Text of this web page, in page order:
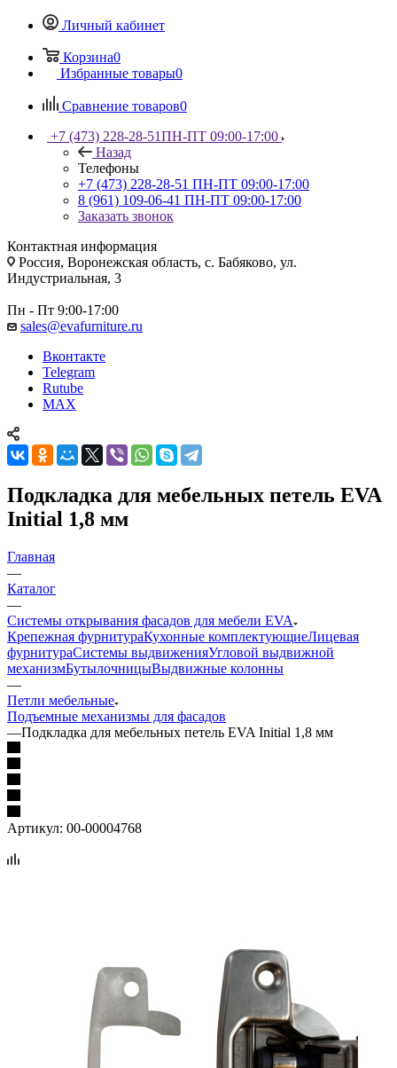
Личный кабинет
Корзина0
Избранные товары0
Сравнение товаров0
+7 (473) 228-28-51ПН-ПТ 09:00-17:00
Назад
Телефоны
+7 (473) 228-28-51 ПН-ПТ 09:00-17:00
8 (961) 109-06-41 ПН-ПТ 09:00-17:00
Заказать звонок
Контактная информация
Россия, Воронежская область, с. Бабяково, ул.
Индустриальная, 3
Пн - Пт 9:00-17:00
sales@evafurniture.ru
Вконтакте
Telegram
Rutube
MAX
Подкладка для мебельных петель EVA
Initial 1,8 мм
Главная
—
Каталог
—
Системы открывания фасадов для мебели EVA
Крепежная фурнитураКухонные комплектующиеЛицевая
фурнитураСистемы выдвиженияУгловой выдвижной
механизмБутылочницыВыдвижные колонны
—
Петли мебельные
Подъемные механизмы для фасадов
—Подкладка для мебельных петель EVA Initial 1,8 мм
Артикул: 00-00004768